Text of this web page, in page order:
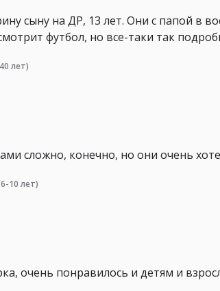
сыну на ДР, 13 лет. Они с папой в
футбол, но все-таки так
лет)
сложно, конечно, но они очень
10 лет)
очень понравилось и детям и